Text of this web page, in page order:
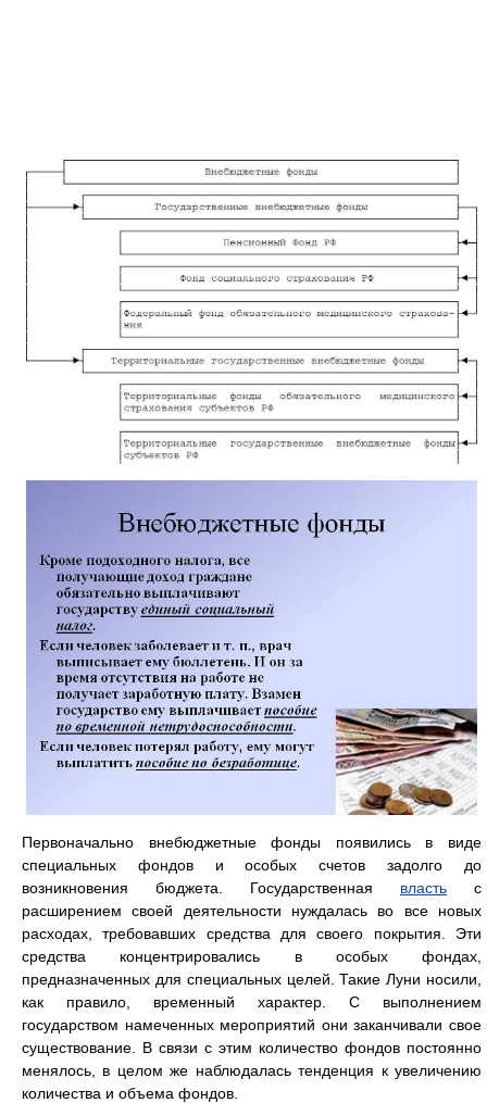
Первоначально внебюджетные фонды появились в виде
специальных фондов и особых счетов задолго до
возникновения бюджета. Государственная власть с
расширением своей деятельности нуждалась во все новых
расходах, требовавших средства для своего покрытия. Эти
средства концентрировались в особых фондах,
предназначенных для специальных целей. Такие Луни носили,
как правило, временный характер. С выполнением
государством намеченных мероприятий они заканчивали свое
существование. В связи с этим количество фондов постоянно
менялось, в целом же наблюдалась тенденция к увеличению
количества и объема фондов.